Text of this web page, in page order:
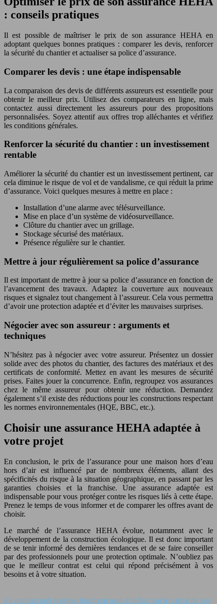
: conseils pratiques
Il est possible de maîtriser le prix de son assurance HEHA en
adoptant quelques bonnes pratiques : comparer les devis, renforcer
la sécurité du chantier et actualiser sa police d’assurance.
Comparer les devis : une étape indispensable
La comparaison des devis de différents assureurs est essentielle pour
obtenir le meilleur prix. Utilisez des comparateurs en ligne, mais
contactez aussi directement les assureurs pour des propositions
personnalisées. Soyez attentif aux offres trop alléchantes et vérifiez
les conditions générales.
Renforcer la sécurité du chantier : un investissement
rentable
Améliorer la sécurité du chantier est un investissement pertinent, car
cela diminue le risque de vol et de vandalisme, ce qui réduit la prime
d’assurance. Voici quelques mesures à mettre en place :
Installation d’une alarme avec télésurveillance.
Mise en place d’un système de vidéosurveillance.
Clôture du chantier avec un grillage.
Stockage sécurisé des matériaux.
Présence régulière sur le chantier.
Mettre à jour régulièrement sa police d’assurance
Il est important de mettre à jour sa police d’assurance en fonction de
l’avancement des travaux. Adaptez la couverture aux nouveaux
risques et signalez tout changement à l’assureur. Cela vous permettra
d’avoir une protection adaptée et d’éviter les mauvaises surprises.
Négocier avec son assureur : arguments et
techniques
N’hésitez pas à négocier avec votre assureur. Présentez un dossier
solide avec des photos du chantier, des factures des matériaux et des
certificats de conformité. Mettez en avant les mesures de sécurité
prises. Faites jouer la concurrence. Enfin, regroupez vos assurances
chez le même assureur pour obtenir une réduction. Demandez
également s’il existe des réductions pour les constructions respectant
les normes environnementales (HQE, BBC, etc.).
Choisir une assurance HEHA adaptée à
votre projet
En conclusion, le prix de l’assurance pour une maison hors d’eau
hors d’air est influencé par de nombreux éléments, allant des
spécificités du risque à la situation géographique, en passant par les
garanties choisies et la franchise. Une assurance adaptée est
indispensable pour vous protéger contre les risques liés à cette étape.
Prenez le temps de vous informer et de comparer les offres avant de
choisir.
Le marché de l’assurance HEHA évolue, notamment avec le
développement de la construction écologique. Il est donc important
de se tenir informé des dernières tendances et de se faire conseiller
par des professionnels pour une protection optimale. N’oubliez pas
que le meilleur contrat est celui qui répond précisément à vos
besoins et à votre situation.
En quoi un prêt épargne logement peut‑il influer sur le calcul de vos